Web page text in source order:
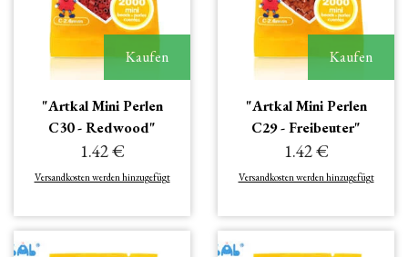
Kaufen
"Artkal Mini Perlen
C30 - Redwood"
1.42 €
Versandkosten werden hinzugefügt
Kaufen
"Artkal Mini Perlen
C29 - Freibeuter"
1.42 €
Versandkosten werden hinzugefügt